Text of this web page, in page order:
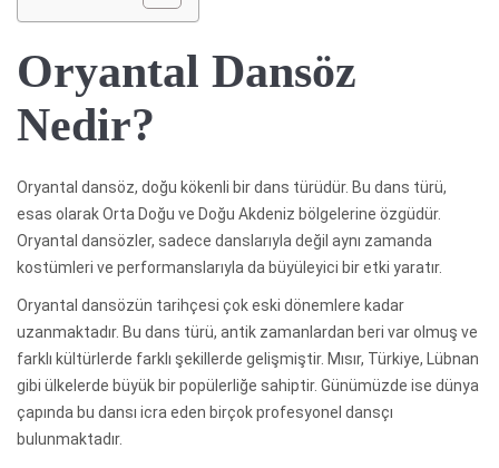
Oryantal Dansöz
Nedir?
Oryantal dansöz, doğu kökenli bir dans türüdür. Bu dans türü,
esas olarak Orta Doğu ve Doğu Akdeniz bölgelerine özgüdür.
Oryantal dansözler, sadece danslarıyla değil aynı zamanda
kostümleri ve performanslarıyla da büyüleyici bir etki yaratır.
Oryantal dansözün tarihçesi çok eski dönemlere kadar
uzanmaktadır. Bu dans türü, antik zamanlardan beri var olmuş ve
farklı kültürlerde farklı şekillerde gelişmiştir. Mısır, Türkiye, Lübnan
gibi ülkelerde büyük bir popülerliğe sahiptir. Günümüzde ise dünya
çapında bu dansı icra eden birçok profesyonel dansçı
bulunmaktadır.